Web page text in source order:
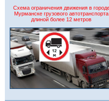
Схема ограничения движения в
Мурманске грузового автотранспорта
длиной более 12 метров